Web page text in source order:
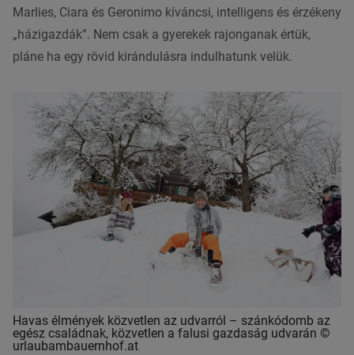
Marlies, Ciara és Geronimo kíváncsi, intelligens és érzékeny
„házigazdák”. Nem csak a gyerekek rajonganak értük,
pláne ha egy rövid kirándulásra indulhatunk velük.
Havas élmények közvetlen az udvarról – szánkódomb az
egész családnak, közvetlen a falusi gazdaság udvarán ©
urlaubambauernhof.at